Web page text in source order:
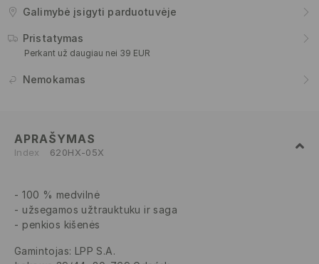
Galimybė įsigyti parduotuvėje
Pristatymas
Perkant už daugiau nei 39 EUR
Nemokamas
APRAŠYMAS
Index 620HX-05X
100 % medvilnė
užsegamos užtrauktuku ir saga
penkios kišenės
Gamintojas: LPP S.A.